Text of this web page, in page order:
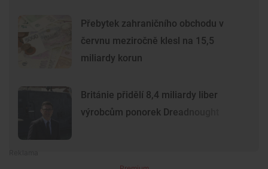
Přebytek zahraničního obchodu v
červnu meziročně klesl na 15,5
miliardy korun
Británie přidělí 8,4 miliardy liber
výrobcům ponorek Dreadnought